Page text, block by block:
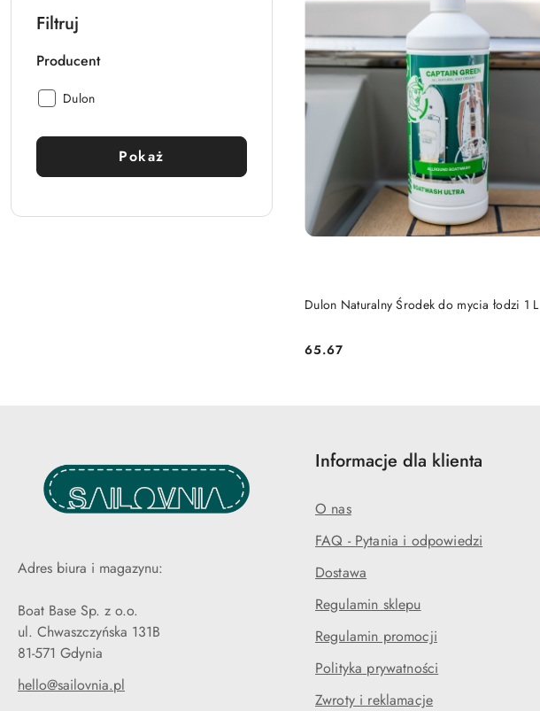
Filtruj
Producent
Producent:
Dulon
Pokaż
Dulon Naturalny Środek do mycia łodzi 1 L
Cena:
65.67
PRODUKT NIEDOSTĘPNY
Adres biura i magazynu:
Boat Base Sp. z o.o.
ul. Chwaszczyńska 131B
81-571 Gdynia
hello@sailovnia.pl
Informacje dla klienta
O nas
FAQ - Pytania i odpowiedzi
Dostawa
Regulamin sklepu
Regulamin promocji
Polityka prywatności
Zwroty i reklamacje